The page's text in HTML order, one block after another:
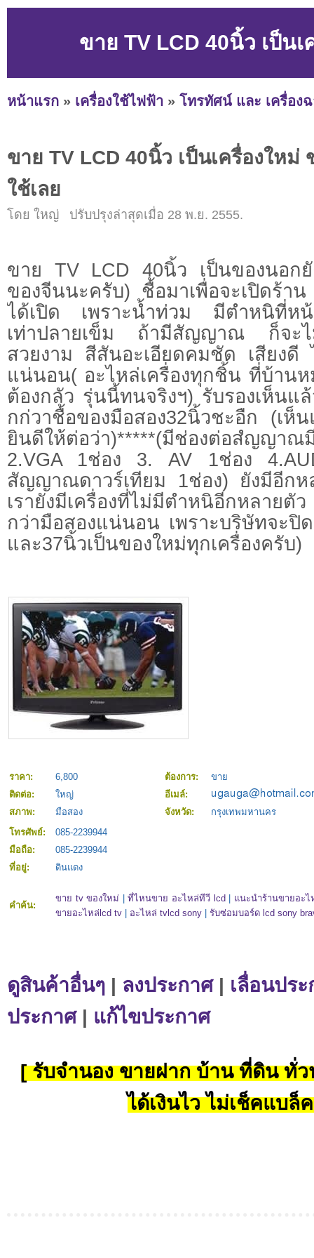
ขาย TV LCD 40นิ้ว เป็น
หน้าแรก » เครื่องใช้ไฟฟ้า » โทรทัศน์ และ เครื่อง
ขาย TV LCD 40นิ้ว เป็นเครื่องใหม่
ใช้เลย
โดย ใหญ่ ปรับปรุงล่าสุดเมื่อ 28 พ.ย. 2555.
ขาย TV LCD 40นิ้ว เป็นของนอกยั
ของจีนนะครับ) ชื้อมาเพื่อจะเปิดร้าน
ได้เปิด เพราะน้ำท่วม มีตำหนิที่หน้
เท่าปลายเข็ม ถ้ามีสัญญาณ ก็จะ
สวยงาม สีสันอะเอียดคมชัด เสียงดี
แน่นอน( อะไหล่เครื่องทุกชิ้น ที่บ้าน
ต้องกลัว รุ่นนี้ทนจริงฯ) รับรองเห็นแ
กก่วาชื้อของมือสอง32นิ้วชะอืก (เห็
ยินดีให้ต่อว่า)*****(มีช่องต่อสํญญา
2.VGA 1ช่อง 3. AV 1ช่อง
สัญญาณดาวร์เทียม 1ช่อง) ยังมีอีกห
เรายังมีเครื่องที่ไม่มีตำหนิอีกหลายตั
กว่ามือสองแน่นอน เพราะบริษั
และ37นิ้วเป็นของใหม่ทุกเครื่องครับ)
ราคา: 6,800 ต้องการ:
ขาย
ติดต่อ:
ใหญ่
อีเมล์:
สภาพ:
มือสอง จังหวัด:
กรุงเทพมหานคร
โทรศัพย์:
085-2239944
มือถือ:
085-2239944
ที่อยู่:
ดินแดง
คำค้น:
ขาย tv ของใหม่ |ที่ไหนขาย อะไหล่ทีวี lcd
แนะนำร้านขายอะ
ขายอะไหล่lcd tv
อะไหล่ tvlcd sony รับซ่อมบอร์ด lcd sony
ดูสินค้าอื่นๆ | ลงประกาศ| เลื่อนปร
ประกาศ| แก้ไขประกาศ
[ รับจำนอง ขายฝาก บ้าน ที่ดิน ทั่ว
ได้เงินไว ไม่เช็คแบล็